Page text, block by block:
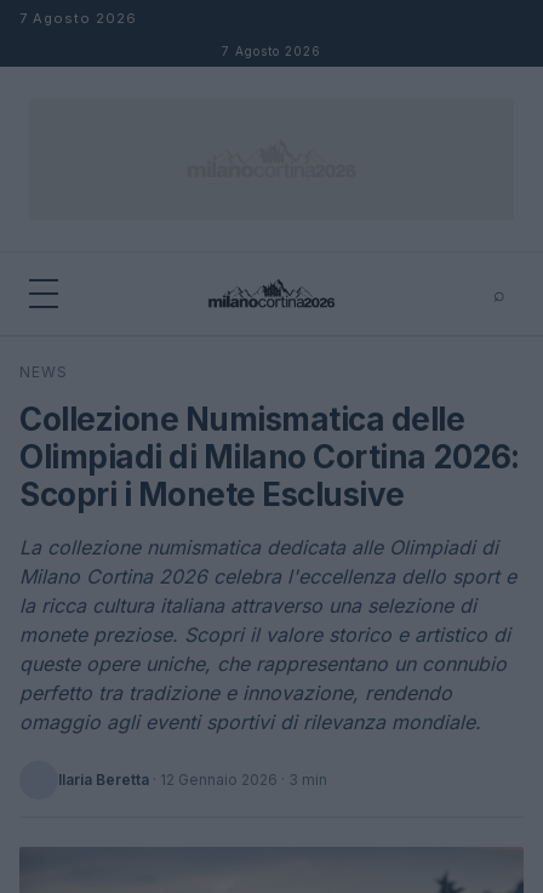
Salta al contenuto
7 Agosto 2026
7 Agosto 2026
⌕
Cerca
NEWS
Collezione Numismatica delle
Olimpiadi di Milano Cortina 2026:
Scopri i Monete Esclusive
La collezione numismatica dedicata alle Olimpiadi di
Milano Cortina 2026 celebra l'eccellenza dello sport e
la ricca cultura italiana attraverso una selezione di
monete preziose. Scopri il valore storico e artistico di
queste opere uniche, che rappresentano un connubio
perfetto tra tradizione e innovazione, rendendo
omaggio agli eventi sportivi di rilevanza mondiale.
Ilaria Beretta · 12 Gennaio 2026 · 3 min